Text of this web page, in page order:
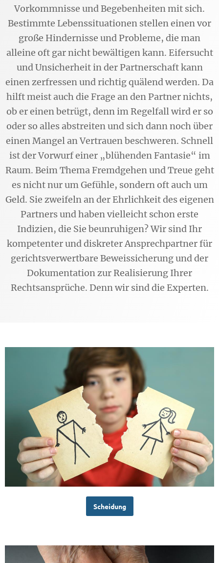
Vorkommnisse und Begebenheiten mit sich.
Bestimmte Lebenssituationen stellen einen vor
große Hindernisse und Probleme, die man
alleine oft gar nicht bewältigen kann. Eifersucht
und Unsicherheit in der Partnerschaft kann
einen zerfressen und richtig quälend werden. Da
hilft meist auch die Frage an den Partner nichts,
ob er einen betrügt, denn im Regelfall wird er so
oder so alles abstreiten und sich dann noch über
einen Mangel an Vertrauen beschweren. Schnell
ist der Vorwurf einer „blühenden Fantasie“ im
Raum. Beim Thema Fremdgehen und Treue geht
es nicht nur um Gefühle, sondern oft auch um
Geld. Sie zweifeln an der Ehrlichkeit des eigenen
Partners und haben vielleicht schon erste
Indizien, die Sie beunruhigen? Wir sind Ihr
kompetenter und diskreter Ansprechpartner für
gerichtsverwertbare Beweissicherung und der
Dokumentation zur Realisierung Ihrer
Rechtsansprüche. Denn wir sind die Experten.
Scheidung